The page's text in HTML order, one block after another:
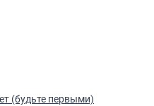
(будьте первыми)